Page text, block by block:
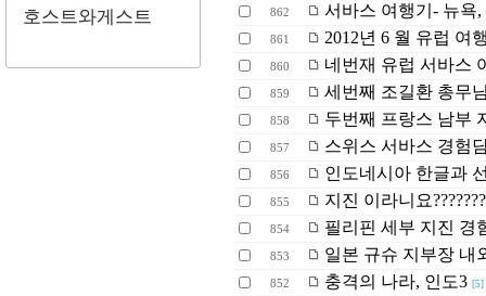
호스트와게스트
862 서바스 여행기- 뉴욕
861 2012년 6 월 유럽 여
860 네번재 유럽 서바스
859 세번째 조길환 총무
858 두번째 프랑스 남부
857 스위스 서바스 경험
856 인도네시아 한글과
855 지진 이라니요
854 필리핀 세부 지진 경
853 일본 규슈 지부장 내
852 충격의 나라, 인도3 [5]